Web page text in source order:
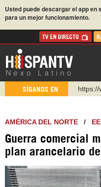
Usted puede descargar el app en
para un mejor funcionamiento.
TV EN DIRECTO
SÍGANOS EN
https://
http://
https://
https://
AMÉRICA DEL NORTE /
Guerra comercial
plan arancelario de